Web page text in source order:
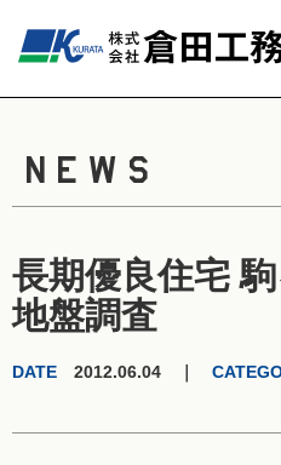
NEWS
長期優良住宅
地盤調査
DATE 2012.06.04 ｜